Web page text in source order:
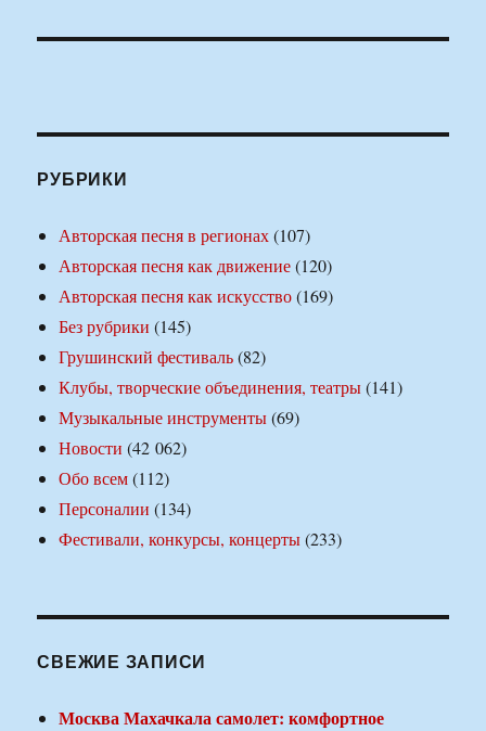
РУБРИКИ
Авторская песня в регионах(107)
Авторская песня как движение(120)
Авторская песня как искусство(169)
Без рубрики (145)
Грушинский фестиваль(82)
Клубы, творческие объединения, театры(141)
Музыкальные инструменты(69)
Новости (42 062)
Обо всем(112)
Персоналии (134)
Фестивали, конкурсы, концерты(233)
СВЕЖИЕ ЗАПИСИ
Москва Махачкала самолет: комфортное